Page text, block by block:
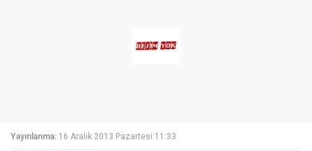
Yayınlanma: 16 Aralık 2013 Pazartesi 11:33